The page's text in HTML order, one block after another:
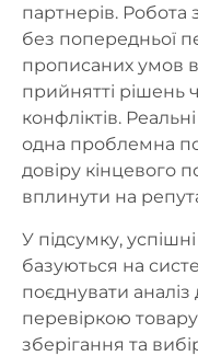
партнерів.
без попередньої
прописаних умов
прийнятті рішень
конфліктів.
одна проблемна
довіру кінцевого
вплинути на
У підсумку, успішні
базуються на
поєднувати
перевіркою
зберігання та